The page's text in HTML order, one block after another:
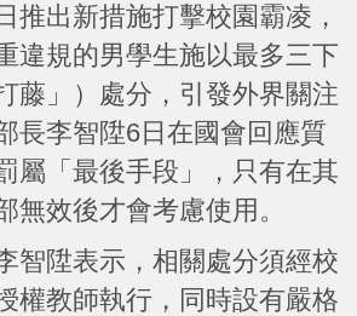
推出新措施打擊校園霸凌，
違規的男學生施以最多三下
藤」）處分，引發外界關注
長李智陞6日在國會回應質
屬「最後手段」，只有在其
無效後才會考慮使用。
智陞表示，相關處分須經校
權教師執行，同時設有嚴格